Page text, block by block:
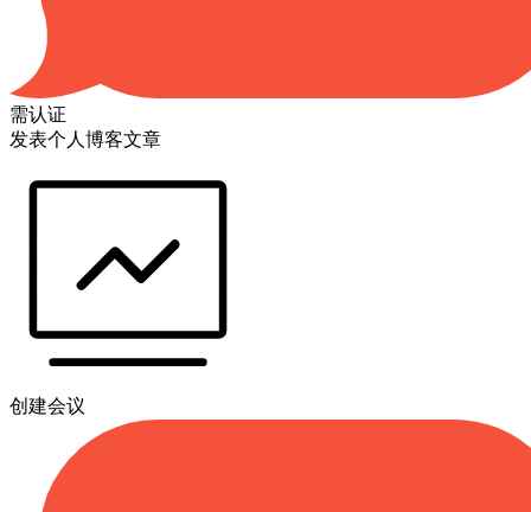
需认证
发表个人博客文章
创建会议